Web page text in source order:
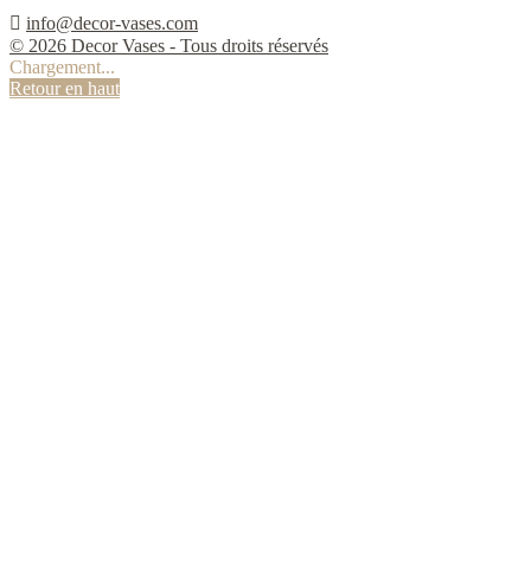
 info@decor-vases.com
© 2026 Decor Vases - Tous droits réservés
Chargement...
Retour en haut